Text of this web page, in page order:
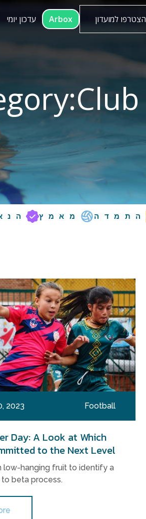
עדכון יומי Arbox הצטרפו למועדון
Club
מאמץ התמדה
2023 Football
Day: A Look at Which
to the Next Level
low-hanging fruit to identify a
beta process.